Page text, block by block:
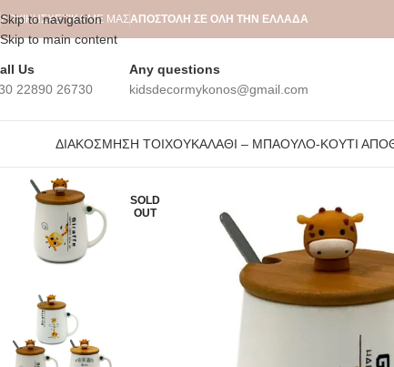
Skip to navigation
Skip to main content
ΑΡΧΙΚΉΣΧΕΤΙΚΆ ΜΕ ΜΑΣΑΠΟΣΤΟΛΗ ΣΕ ΟΛΗ ΤΗΝ ΕΛΛΑΔΑ
Us
22890 26730
Any questions
kidsdecormykonos@gmail.com
ΔΙΑΚΌΣΜΗΣΗ ΤΟΊΧΟΥΚΑΛΆΘΙ – ΜΠΑΟΎΛΟ-ΚΟΥΤΊ
SOLD
OUT